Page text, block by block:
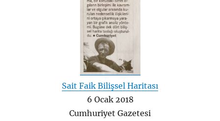
Sait Faik Bilişsel Haritası
6 Ocak 2018
Cumhuriyet Gazetesi